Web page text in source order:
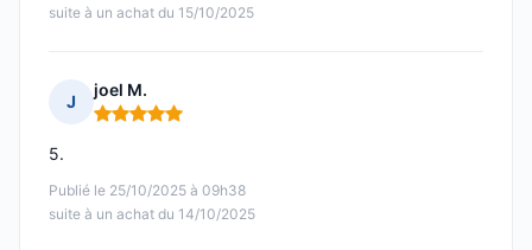
suite à un achat du 15/10/2025
J
joel M.
Note : 5 sur 5
Publié le 25/10/2025 à 09h38
suite à un achat du 14/10/2025
5.